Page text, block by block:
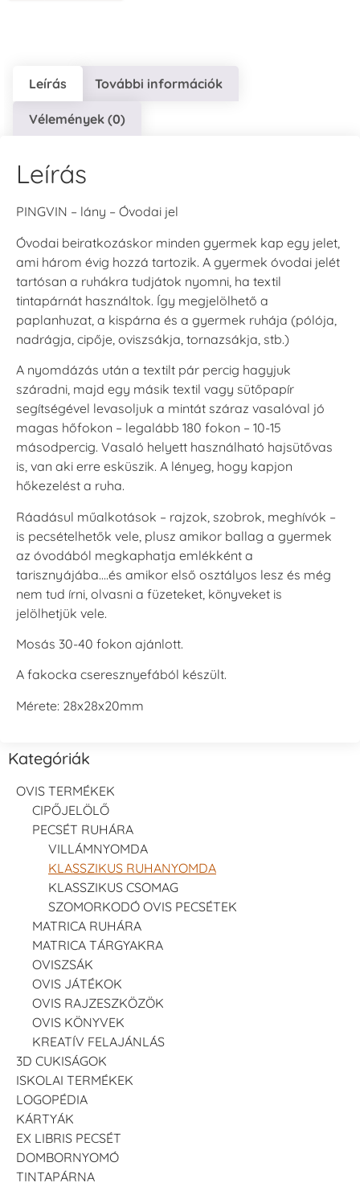
Tsukineko -
Tintapárna -
Clover -
Lóherezöld
+1.380 Ft
Tsukineko -
+1.380 Ft
Tsukineko -
VersaCraft
Espresso
+1.380 Ft
Tsukineko -
VersaCraft
Moss -
Mohazöld
+1.380 Ft
Tsukineko -
VersaCraft
Muscat -
muskotályzöld
+1.380 Ft
Tsukineko -
VersaCraft
Tintapárna -
MustardYellow -
mustársárga
+1.380 Ft
Tsukineko -
VersaCraft
Tintapárna -
Poinsettia -
Mikulásvirág
+1.380 Ft
Tsukineko -
VersaCraft
Tintapárna -
+1.380 Ft
Saffron -
sáfránysárga
+1.380 Ft
Tsukineko -
VersaCraft
Tintapárna -
Stone -
kőszürke
+1.380 Ft
Tsukineko -
VersaCraft
Tintapárna -
Wasabi
VersaCraft
Tintapárna -
Ködszürke
+1.380 Ft
Leírás További információk
Vélemények (0)
Leírás
PINGVIN – lány – Óvodai jel
Óvodai beiratkozáskor minden gyermek kap egy jelet,
ami három évig hozzá tartozik. A gyermek óvodai jelét
tartósan a ruhákra tudjátok nyomni, ha textil
tintapárnát használtok. Így megjelölhető a
paplanhuzat, a kispárna és a gyermek ruhája (pólója,
nadrágja, cipője, oviszsákja, tornazsákja, stb.)
A nyomdázás után a textilt pár percig hagyjuk
száradni, majd egy másik textil vagy sütőpapír
segítségével levasoljuk a mintát száraz vasalóval jó
magas hőfokon – legalább 180 fokon – 10-15
másodpercig. Vasaló helyett használható hajsütővas
is, van aki erre esküszik. A lényeg, hogy kapjon
hőkezelést a ruha.
Ráadásul műalkotások – rajzok, szobrok, meghívók –
is pecsételhetők vele, plusz amikor ballag a gyermek
az óvodából megkaphatja emlékként a
tarisznyájába….és amikor első osztályos lesz és még
nem tud írni, olvasni a füzeteket, könyveket is
jelölhetjük vele.
Mosás 30-40 fokon ajánlott.
A fakocka cseresznyefából készült.
Mérete: 28x28x20mm
Kategóriák
OVIS TERMÉKEK
CIPŐJELÖLŐ
PECSÉT RUHÁRA
VILLÁMNYOMDA
KLASSZIKUS RUHANYOMDA
KLASSZIKUS CSOMAG
SZOMORKODÓ OVIS PECSÉTEK
MATRICA RUHÁRA
MATRICA TÁRGYAKRA
OVISZSÁK
OVIS JÁTÉKOK
OVIS RAJZESZKÖZÖK
OVIS KÖNYVEK
KREATÍV FELAJÁNLÁS
3D CUKISÁGOK
ISKOLAI TERMÉKEK
LOGOPÉDIA
KÁRTYÁK
EX LIBRIS PECSÉT
DOMBORNYOMÓ
TINTAPÁRNA